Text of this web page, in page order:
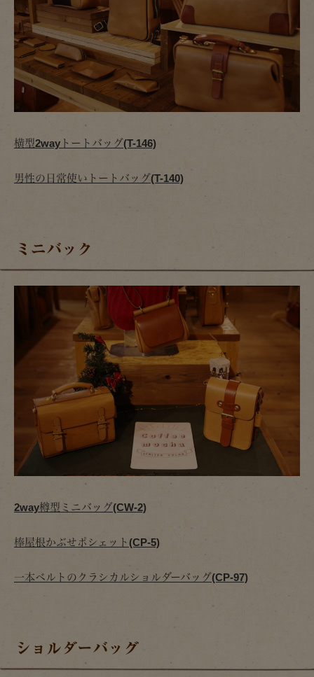
横型2wayトートバッグ(T-146)
男性の日常使いトートバッグ(T-140)
ミニバック
2way樽型ミニバッグ(CW-2)
棒屋根かぶせポシェット(CP-5)
一本ベルトのクラシカルショルダーバッグ(CP-97)
ショルダーバッグ